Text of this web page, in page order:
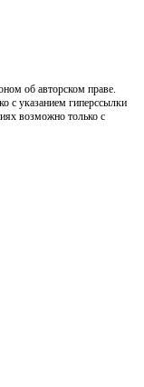
об авторском праве.
с указанием гиперссылки
возможно только с